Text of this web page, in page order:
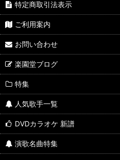
特定商取引法表示
ご利用案内
お問い合わせ
楽園堂ブログ
特集
人気歌手一覧
DVDカラオケ 新譜
演歌名曲特集